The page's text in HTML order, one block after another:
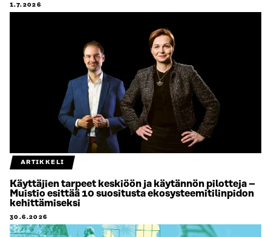
1.7.2026
ARTIKKELI
Käyttäjien tarpeet keskiöön ja käytännön pilotteja –
Muistio esittää 10 suositusta ekosysteemitilinpidon
kehittämiseksi
30.6.2026